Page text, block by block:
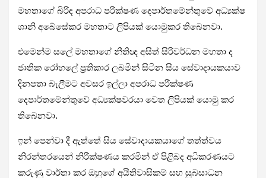
මහතාගේ බිරිඳ අපරාධ පරික්ෂණ දෙපාර්තමේන්තුවේ අධ්‍යක්ෂ
ශානි අබේසේකර මහතාට ලිපියක් යොමුකර තිබෙනවා.
එමෙන්ම සලේ මහතාගේ නීතිඥ අසිත් සිරිවර්ධන මහතා ද
ජාතික රෝහලේ ප්‍රතිකාර ලබමින් සිටින සිය සේවාදායකයාව
දිනපතා බැලීමට අවසර ඉල්ලා අපරාධ පරීක්ෂණ
දෙපාර්තමේන්තුවේ අධ්‍යක්ෂවරයා වෙත ලිපියක් යොමු කර
තිබෙනවා.
ඉන් පෙන්වා දී ඇත්තේ සිය සේවාදායකයාගේ තත්ත්වය
නිරන්තරයෙන් නිරීක්ෂණය කරමින් ඒ පිළිබද අධිකරණයට
කරුණු වාර්තා කර ඔහුගේ අයිතිවාසිකම් සහ සුබසාධන